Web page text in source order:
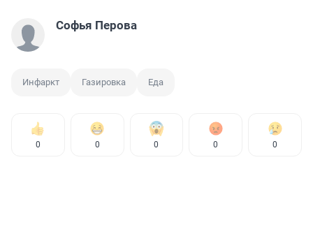
Софья Перова
Инфаркт Газировка Еда
0 0 0 0 0